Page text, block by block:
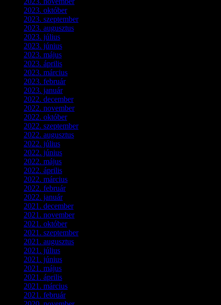
2023. október(5)
2023. szeptember(3)
2023. augusztus
2023. július
2023. június
2023. május
2023. április
2023. március
2023. február(4)
2023. január(1)
2022. december(2)
2022. november(4)
2022. október(8)
2022. szeptember(9)
2022. augusztus
2022. július
2022. június
2022. május
2022. április
2022. március
2022. február(4)
2022. január(3)
2021. december(2)
2021. november(5)
2021. október(8)
2021. szeptember(4)
2021. augusztus
2021. július
2021. június
2021. május
2021. április
2021. március
2021. február(4)